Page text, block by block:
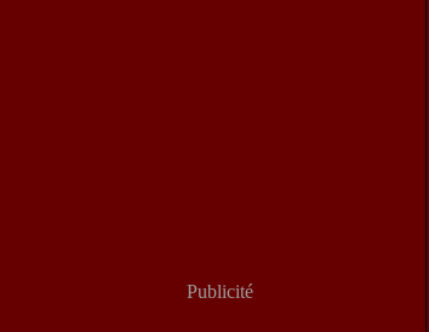
Publicité